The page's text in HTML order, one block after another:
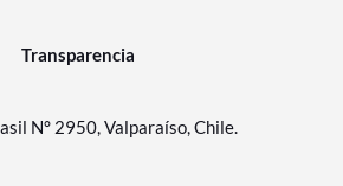
Transparencia
N° 2950, Valparaíso, Chile.